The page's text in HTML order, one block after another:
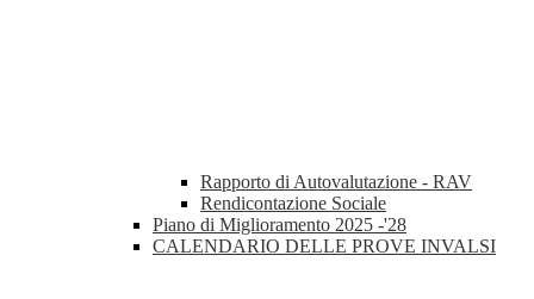
Rapporto di Autovalutazione - RAV
Rendicontazione Sociale
Piano di Miglioramento 2025 -'28
CALENDARIO DELLE PROVE INVALSI